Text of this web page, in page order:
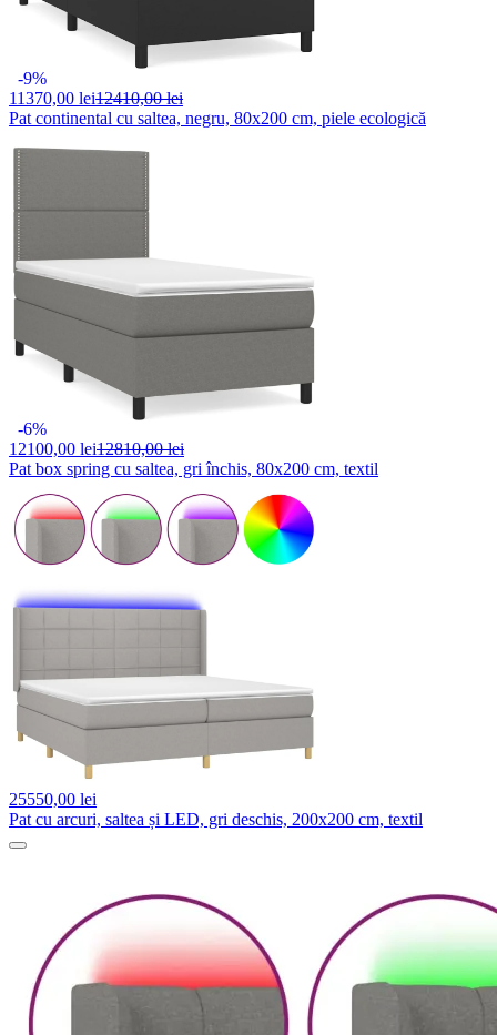
-9%
11370,00 lei12410,00 lei
Pat continental cu saltea, negru, 80x200 cm, piele ecologică
-6%
12100,00 lei12810,00 lei
Pat box spring cu saltea, gri închis, 80x200 cm, textil
25550,00 lei
Pat cu arcuri, saltea și LED, gri deschis, 200x200 cm, textil